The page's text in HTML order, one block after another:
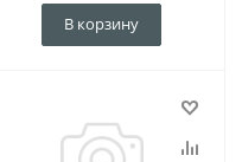
В корзину